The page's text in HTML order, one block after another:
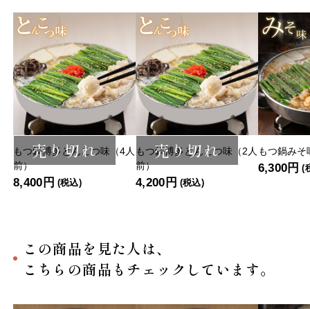
売り切れ
もつ鍋博多とんこつ味（4人
前）
8,400円 (税込)
売り切れ
もつ鍋博多とんこつ味（2人
前）
4,200円 (税込)
もつ鍋みそ
6,300円 (
この商品を見た人は、
こちらの商品もチェックしています。